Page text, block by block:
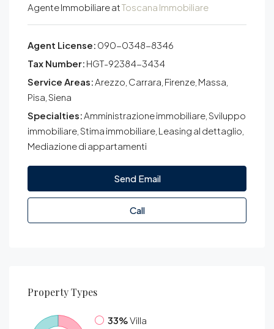
Agente Immobiliare atToscana Immobiliare
Agent License: 090-0348-8346
Tax Number: HGT-92384-3434
Service Areas:Arezzo, Carrara, Firenze, Massa,
Pisa, Siena
Specialties:Amministrazione immobiliare, Sviluppo
immobiliare, Stima immobiliare, Leasing al dettaglio,
Mediazione di appartamenti
Send Email
Call
PropertyTypes
33%Villa